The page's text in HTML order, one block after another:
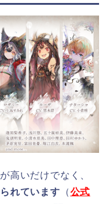
高いだけでなく、
れています （公式